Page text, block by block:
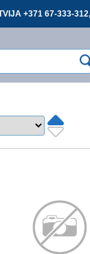
+371 67-333-
Atcerēties